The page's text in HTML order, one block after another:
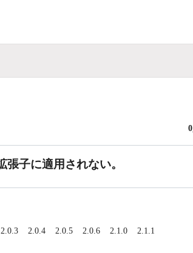
0
子に適用されない。
2.0.3 2.0.4 2.0.5 2.0.6 2.1.0
2.1.1